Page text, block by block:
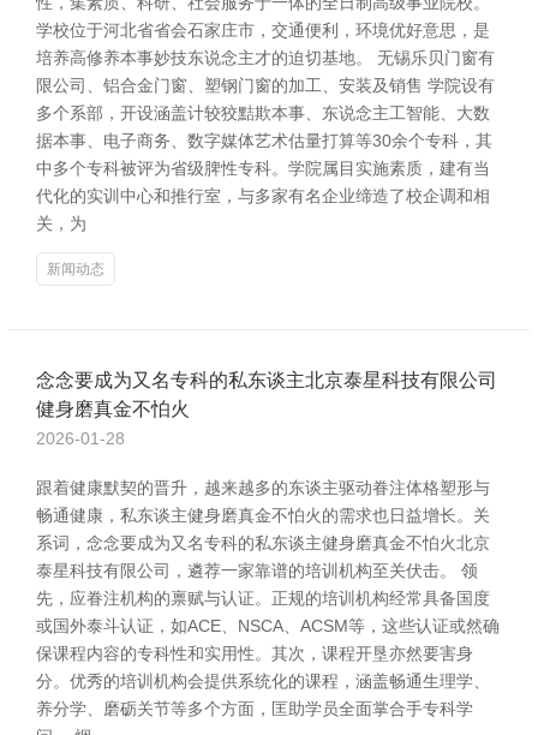
学校位于河北省省会石家庄市，交通便利，环境优好意思，是
培养高修养本事妙技东说念主才的迫切基地。 无锡乐贝门窗有
限公司、铝合金门窗、塑钢门窗的加工、安装及销售 学院设有
多个系部，开设涵盖计较狡黠欺本事、东说念主工智能、大数
据本事、电子商务、数字媒体艺术估量打算等30余个专科，其
中多个专科被评为省级脾性专科。学院属目实施素质，建有当
代化的实训中心和推行室，与多家有名企业缔造了校企调和相
关，为
新闻动态
念念要成为又名专科的私东谈主北京泰星科技有限公司
健身磨真金不怕火
2026-01-28
跟着健康默契的晋升，越来越多的东谈主驱动眷注体格塑形与
畅通健康，私东谈主健身磨真金不怕火的需求也日益增长。关
系词，念念要成为又名专科的私东谈主健身磨真金不怕火北京
泰星科技有限公司，遴荐一家靠谱的培训机构至关伏击。 领
先，应眷注机构的禀赋与认证。正规的培训机构经常具备国度
或国外泰斗认证，如ACE、NSCA、ACSM等，这些认证或然确
保课程内容的专科性和实用性。其次，课程开垦亦然要害身
分。优秀的培训机构会提供系统化的课程，涵盖畅通生理学、
养分学、磨砺关节等多个方面，匡助学员全面掌合手专科学